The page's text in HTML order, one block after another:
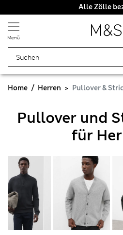
Alle Zölle
Menü
Home Herren Pullover &
Pullover und
für